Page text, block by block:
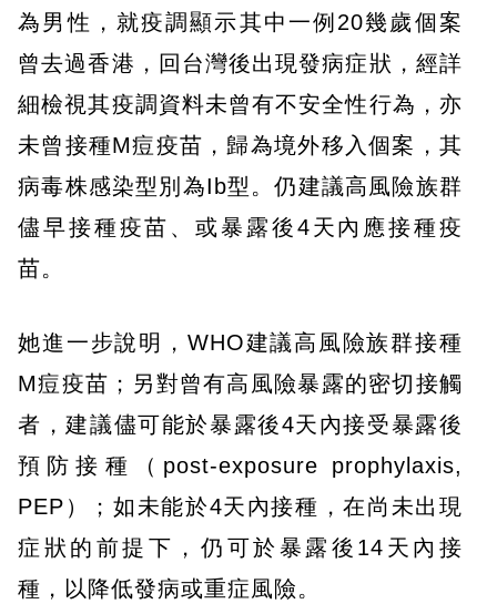
為男性，就疫調顯示其中一例20幾歲個案
曾去過香港，回台灣後出現發病症狀，經詳
細檢視其疫調資料未曾有不安全性行為，亦
未曾接種M痘疫苗，歸為境外移入個案，其
病毒株感染型別為Ib型。仍建議高風險族群
儘早接種疫苗、或暴露後4天內應接種疫
苗。
她進一步說明，WHO建議高風險族群接種
M痘疫苗；另對曾有高風險暴露的密切接觸
者，建議儘可能於暴露後4天內接受暴露後
預防接種（post-exposure prophylaxis,
PEP）；如未能於4天內接種，在尚未出現
症狀的前提下，仍可於暴露後14天內接
種，以降低發病或重症風險。